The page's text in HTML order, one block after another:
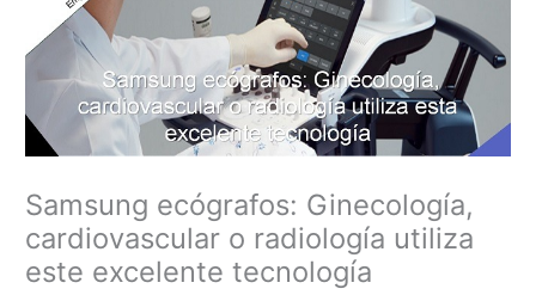
Samsung ecógrafos: Ginecología,
cardiovascular o radiología utiliza
este excelente tecnología